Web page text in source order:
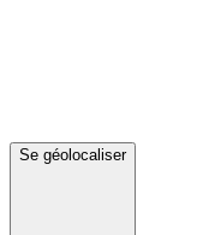
Se géolocaliser